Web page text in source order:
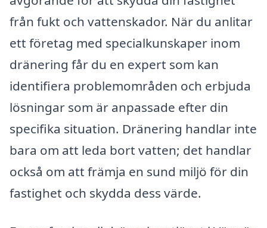
från fukt och vattenskador. När du anlitar
ett företag med specialkunskaper inom
dränering får du en expert som kan
identifiera problemområden och erbjuda
lösningar som är anpassade efter din
specifika situation. Dränering handlar inte
bara om att leda bort vatten; det handlar
också om att främja en sund miljö för din
fastighet och skydda dess värde.